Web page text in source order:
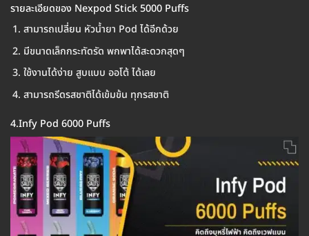
รายละเอียดของ Nexpod Stick 5000 Puffs
สามารถเปลี่ยน หัวน้ำยา Pod ได้อีกด้วย
มีขนาดเล็กกระทัดรัด พกพาได้สะดวกสุดๆ
ใช้งานได้ง่าย สูบแบบ ออโต้ ได้เลย
สามารถรีดรสชาติได้เข้มข้น ทุกรสชาติ
4.Infy Pod 6000 Puffs